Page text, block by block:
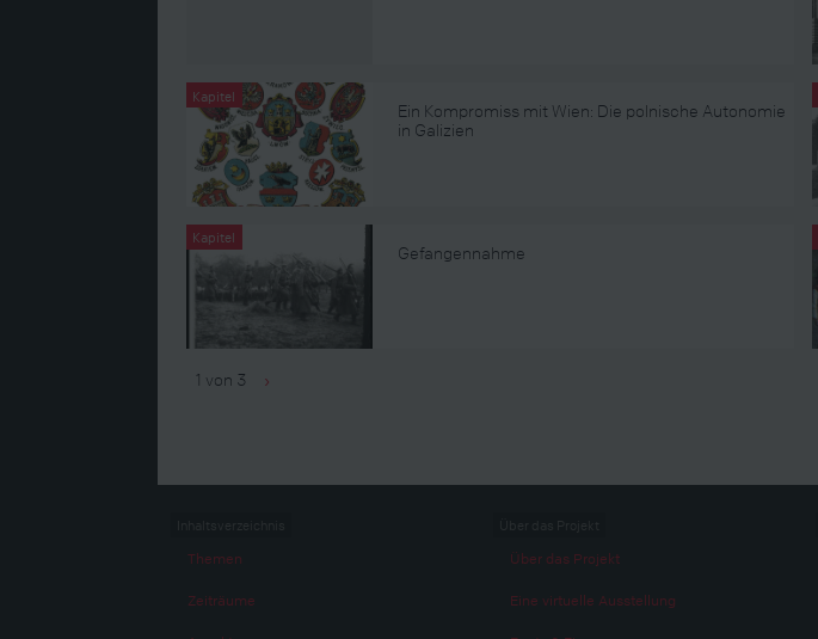
Kapitel
Ein Kompromiss mit Wien: Die polnische Autonomie
in Galizien
Kapitel
Gefangennahme
1 von 3 ›
Themen
Zeiträume
Über das Projekt
Eine virtuelle Ausstellung